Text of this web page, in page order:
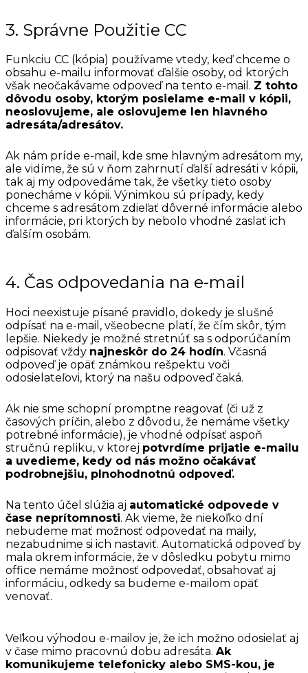
3. Správne Použitie CC
Funkciu CC (kópia) používame vtedy, keď chceme o
obsahu e-mailu informovať ďalšie osoby, od ktorých
však neočakávame odpoveď na tento e-mail. Z tohto
dôvodu osoby, ktorým posielame e-mail v kópii,
neoslovujeme, ale oslovujeme len hlavného
adresáta/adresátov.
Ak nám príde e-mail, kde sme hlavným adresátom my,
ale vidíme, že sú v ňom zahrnutí ďalší adresáti v kópii,
tak aj my odpovedáme tak, že všetky tieto osoby
ponecháme v kópii. Výnimkou sú prípady, kedy
chceme s adresátom zdieľať dôverné informácie alebo
informácie, pri ktorých by nebolo vhodné zaslať ich
ďalším osobám.
4. Čas odpovedania na e-mail
Hoci neexistuje písané pravidlo, dokedy je slušné
odpísať na e-mail, všeobecne platí, že čím skôr, tým
lepšie. Niekedy je možné stretnúť sa s odporúčaním
odpisovať vždy najneskôr do 24 hodín. Včasná
odpoveď je opäť známkou rešpektu voči
odosielateľovi, ktorý na našu odpoveď čaká.
Ak nie sme schopní promptne reagovať (či už z
časových príčin, alebo z dôvodu, že nemáme všetky
potrebné informácie), je vhodné odpísať aspoň
stručnú repliku, v ktorej potvrdíme prijatie e-mailu
a uvedieme, kedy od nás možno očakávať
podrobnejšiu, plnohodnotnú odpoveď.
Na tento účel slúžia aj automatické odpovede v
čase neprítomnosti. Ak vieme, že niekoľko dní
nebudeme mať možnosť odpovedať na maily,
nezabudnime si ich nastaviť. Automatická odpoveď by
mala okrem informácie, že v dôsledku pobytu mimo
office nemáme možnosť odpovedať, obsahovať aj
informáciu, odkedy sa budeme e-mailom opäť
venovať.
Veľkou výhodou e-mailov je, že ich možno odosielať aj
v čase mimo pracovnú dobu adresáta. Ak
komunikujeme telefonicky alebo SMS-kou, je